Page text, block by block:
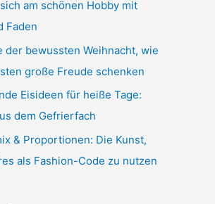
am schönen Hobby mit
Faden
der bewussten Weihnacht, wie
große Freude schenken
Eisideen für heiße Tage:
dem Gefrierfach
& Proportionen: Die Kunst,
als Fashion-Code zu nutzen